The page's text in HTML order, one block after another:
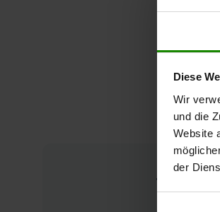
Diese
Wir
und die
Website
der